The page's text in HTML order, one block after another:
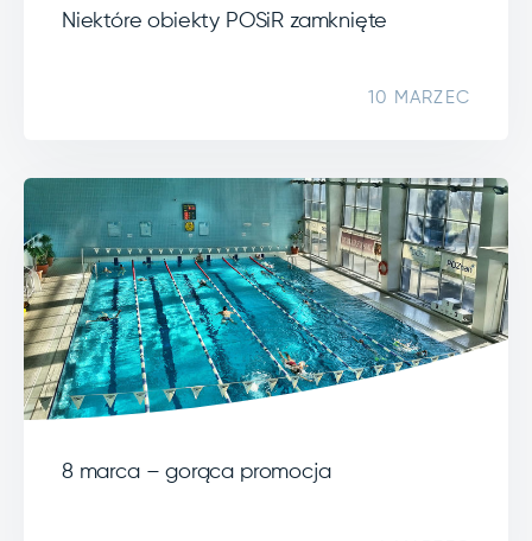
Niektóre obiekty POSiR zamknięte
10 MARZEC
8 marca – gorąca promocja